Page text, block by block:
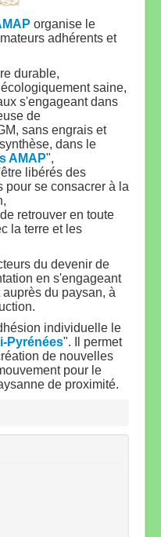
organise le
adhérents et
durable,
saine,
s'engageant dans
de
sans engrais et
dans le
AMAP",
libérés des
pour se consacrer à la
retrouver en toute
la terre et les
du devenir de
en s'engageant
du paysan, à
.
individuelle le
Pyrénées".
Il permet
de nouvelles
pour le
de proximité.